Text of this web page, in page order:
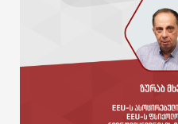
ᲡᲢᲣᲓᲔᲜᲢᲣᲠᲘ ᲪᲮᲝᲕᲠᲔᲑᲐ
ᲙᲝᲜᲢᲐᲥᲢᲘ